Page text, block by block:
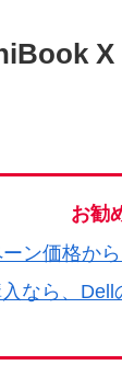
X
お勧
ン価格か
なら、